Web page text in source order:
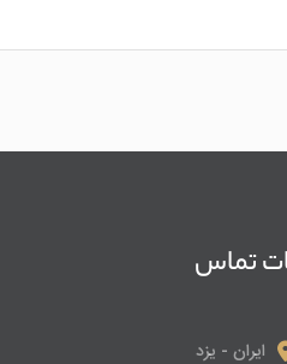
تماس
ایران - یزد